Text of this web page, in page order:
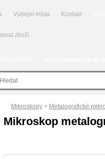
Výdejní místa Kontakt
zboží
Mikroskopy > Metalografické
Mikroskop